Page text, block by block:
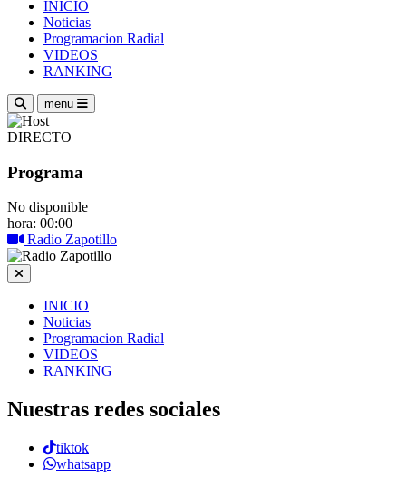
INICIO
Noticias
Programacion Radial
VIDEOS
RANKING
menu
DIRECTO
Programa
No disponible
hora: 00:00
Radio Zapotillo
INICIO
Noticias
Programacion Radial
VIDEOS
RANKING
Nuestras redes sociales
tiktok
whatsapp